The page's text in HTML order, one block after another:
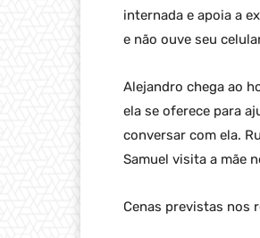
internada e apoia a
e não ouve seu
Alejandro chega ao
ela se oferece para
conversar com ela.
Samuel visita a mãe
Cenas previstas nos